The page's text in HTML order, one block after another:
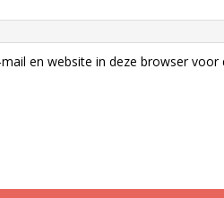
en website in deze browser